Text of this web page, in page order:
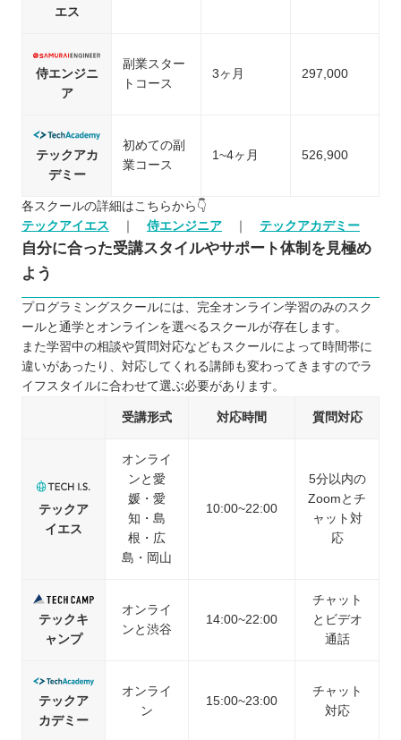
エス
侍エンジニ
ア
副業スター
トコース
3ヶ月 297,000
テックアカ
デミー
初めての副
業コース
1~4ヶ月 526,900
各スクールの詳細はこちらから👇
テックアイエス
侍エンジニア テックアカデミー
自分に合った受講スタイルやサポート体制を見極め
よう
プログラミングスクールには、完全オンライン学習のみのスク
ールと通学とオンラインを選べるスクールが存在します。
また学習中の相談や質問対応などもスクールによって時間帯に
違いがあったり、対応してくれる講師も変わってきますのでラ
イフスタイルに合わせて選ぶ必要があります。
受講形式 対応時間 質問対応
テックア
イエス
オンライ
ンと愛
媛・愛
知・島
根・広
島・岡山
10:00~22:00
5分以内の
Zoomとチ
ャット対
応
テックキ
ャンプ
オンライ
ンと渋谷
14:00~22:00
チャット
とビデオ
通話
テックア
カデミー
オンライ
ン
15:00~23:00
チャット
対応